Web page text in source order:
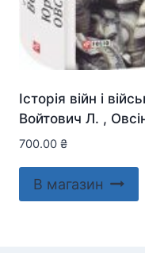
Історія війн і
Войтович Л. ,
700.00 ₴
В магазин